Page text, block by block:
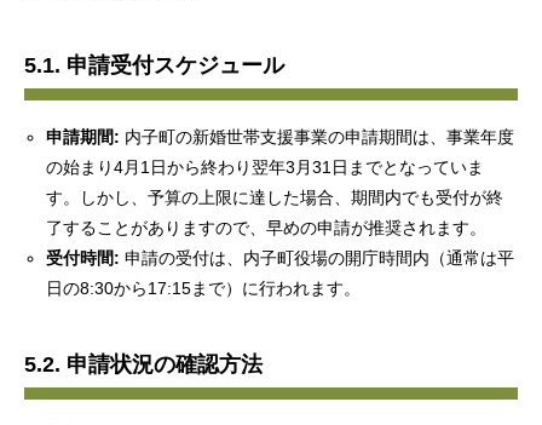
5.1. 申請受付スケジュール
申請期間: 内子町の新婚世帯支援事業の申請期間は、事業年度
の始まり4月1日から終わり翌年3月31日までとなっていま
す。しかし、予算の上限に達した場合、期間内でも受付が終
了することがありますので、早めの申請が推奨されます。
受付時間: 申請の受付は、内子町役場の開庁時間内（通常は平
日の8:30から17:15まで）に行われます。
5.2. 申請状況の確認方法